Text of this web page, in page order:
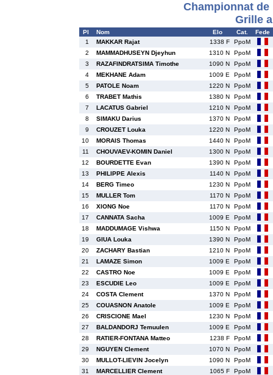
Championnat
Grille
Pl Nom Elo Cat.
Fede
1
MAKKAR Rajat 1338 F
PpoM
2
MAMMADHUSEYN Djeyhun 1310 N
PpoM
3
RAZAFINDRATSIMA Timothe 1090 N
PpoM
4
MEKHANE Adam 1009 E
PpoM
5
PATOLE Noam 1220 N
PpoM
6
TRABET Mathis 1380 N
PpoM
7
LACATUS Gabriel 1210 N
PpoM
8
SIMAKU Darius 1370 N
PpoM
9
CROUZET Louka 1220 N
PpoM
10
MORAIS Thomas 1440 N
PpoM
11
CHOUVAEV-KOMIN Daniel 1300 N
PpoM
12
BOURDETTE Evan 1390 N
PpoM
13
PHILIPPE Alexis 1140 N
PpoM
14
BERG Timeo 1230 N
PpoM
15
MULLER Tom 1170 N
PpoM
16
XIONG Noe 1170 N
PpoM
17
CANNATA Sacha 1009 E
PpoM
18
MADDUMAGE Vishwa 1150 N
PpoM
19
GIUA Louka 1390 N
PpoM
20
ZACHARY Bastian 1210 N
PpoM
21
LAMAZE Simon 1009 E
PpoM
22
CASTRO Noe 1009 E
PpoM
23
ESCUDIE Leo 1009 E
PpoM
24
COSTA Clement 1370 N
PpoM
25
COUASNON Anatole 1009 E
PpoM
26
CRISCIONE Mael 1230 N
PpoM
27
BALDANDORJ Temuulen 1009 E
PpoM
28
RATIER-FONTANA Matteo 1238 F
PpoM
29
NGUYEN Clement 1070 N
PpoM
30
MULLOT-LIEVIN Jocelyn 1090 N
PpoM
31
MARCELLIER Clement 1065 F
PpoM